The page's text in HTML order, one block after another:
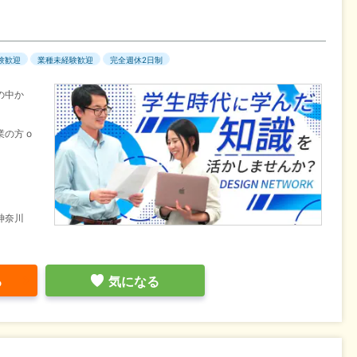
歓迎 業種未経験歓迎 完全週休2日制
中か
の方 o
川
気になる